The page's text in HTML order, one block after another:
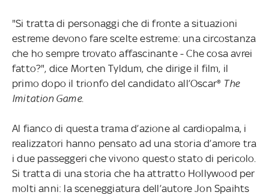
"Si tratta di personaggi che di fronte a situazioni
estreme devono fare scelte estreme: una circostanza
che ho sempre trovato affascinante - Che cosa avrei
fatto?", dice Morten Tyldum, che dirige il film, il
primo dopo il trionfo del candidato all’Oscar® The
Imitation Game.
Al fianco di questa trama d’azione al cardiopalma, i
realizzatori hanno pensato ad una storia d’amore tra
i due passeggeri che vivono questo stato di pericolo.
Si tratta di una storia che ha attratto Hollywood per
molti anni: la sceneggiatura dell’autore Jon Spaihts